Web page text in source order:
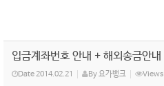
입금계좌번호 안내 + 해외송금안내
Date2014.02.21 By요가뱅크 Views